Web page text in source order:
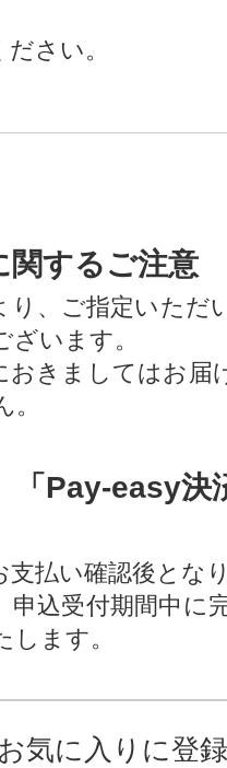
さい。
関するご注意
、ご指定いただ
います。
きましてはお届
「Pay-easy決
払い確認後とな
込受付期間中に
ます。
お気に入りに登録